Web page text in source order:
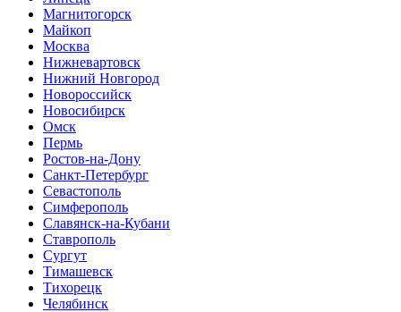
Магнитогорск
Майкоп
Москва
Нижневартовск
Нижний Новгород
Новороссийск
Новосибирск
Омск
Пермь
Ростов-на-Дону
Санкт-Петербург
Севастополь
Симферополь
Славянск-на-Кубани
Ставрополь
Сургут
Тимашевск
Тихорецк
Челябинск